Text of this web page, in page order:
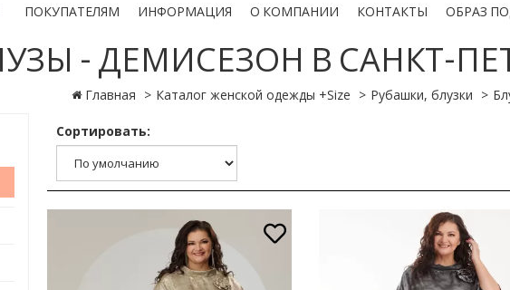
ПОКУПАТЕЛЯМ ИНФОРМАЦИЯ О КОМПАНИИ КОНТАКТЫ ОБРАЗ
- ДЕМИСЕЗОН В САНКТ-
Главная Каталог женской одежды +Size Рубашки, блузки
Сортировать: